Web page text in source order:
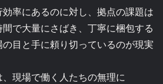
効率にあるのに対し、拠点の課題は
で大量にさばき、丁寧に梱包する
目と手に頼り切っているのが現実
現場で働く人たちの無理に